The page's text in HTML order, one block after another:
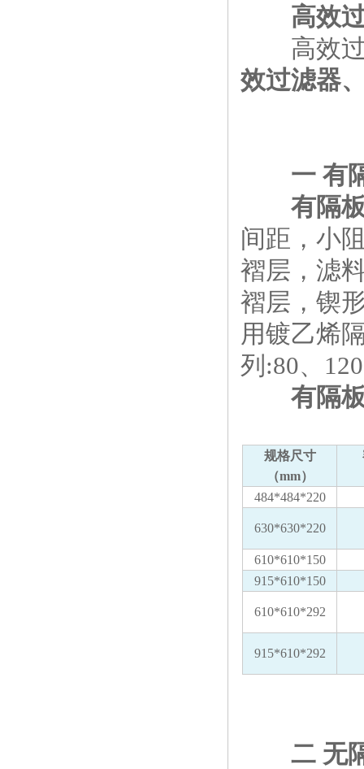
高效
高效过
效过滤器
一 有
有隔
间距，小
褶层，滤
褶层，锲
用镀乙烯
列:80、
有隔
规格尺寸
（mm）
484*484*220
630*630*220
610*610*150
915*610*150
610*610*292
915*610*292
二 无